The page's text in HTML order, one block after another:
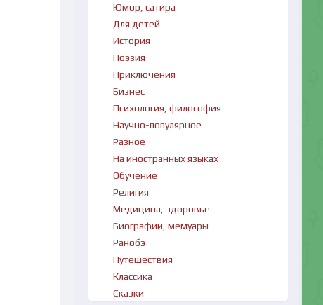
Юмор, сатира
Для детей
История
Поэзия
Приключения
Бизнес
Психология, философия
Научно-популярное
Разное
На иностранных языках
Обучение
Религия
Медицина, здоровье
Биографии, мемуары
Ранобэ
Путешествия
Классика
Сказки